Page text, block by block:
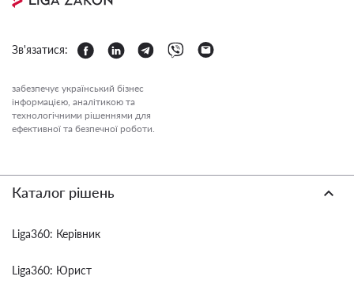
Зв'язатися:
забезпечує український бізнес
інформацією, аналітикою та
технологічними рішеннями для
ефективної та безпечної роботи.
Каталог рішень
Liga360: Керівник
Liga360: Юрист